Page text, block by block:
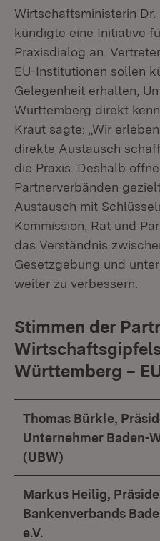
Wirtschaftsministerin
kündigte eine Initiative
Praxisdialog an.
EU-Institutionen sollen
Gelegenheit erhalten,
Württemberg direkt
Kraut sagte: „Wir
direkte Austausch
die Praxis. Deshalb
Partnerverbänden
Austausch mit
Kommission, Rat und
das Verständnis
Gesetzgebung und
weiter zu verbessern.
Stimmen der
Württemberg –
Thomas Bürkle,
Unternehmer Baden-
(UBW)
Markus Heilig,
Bankenverbands
e.V.